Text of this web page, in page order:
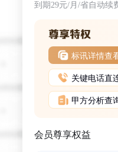
到期29元/月/省自动续
标讯详情查
关键电话直
甲方分析查
会员尊享权益